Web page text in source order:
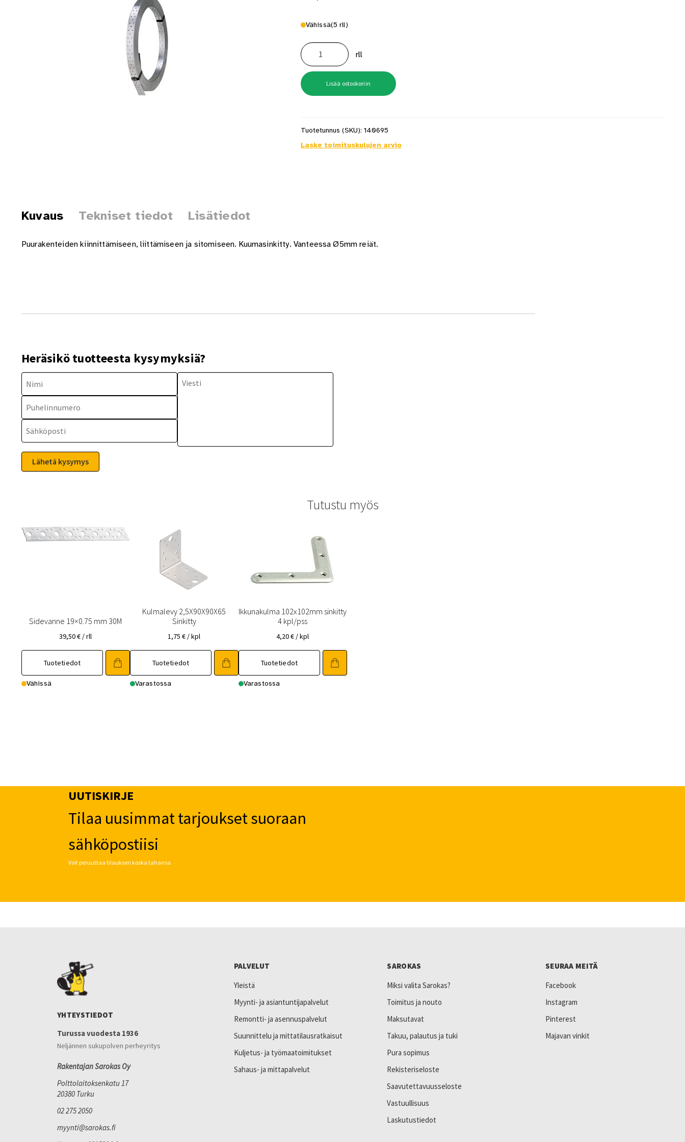
Vähissä(5 rll)
Sidevanne
40x2
mm
25M
määrä
rll
Lisää ostoskoriin
Tuotetunnus (SKU): 140695
Laske toimituskulujen arvio
Kuvaus Tekniset tiedot Lisätiedot
Puurakenteiden kiinnittämiseen, liittämiseen ja sitomiseen. Kuumasinkitty. Vanteessa Ø5mm reiät.
Heräsikö tuotteesta kysymyksiä?
Tutustu myös
Sidevanne 19×0.75 mm 30M
39,50€ / rll
Tuotetiedot
Vähissä
Kulmalevy 2,5X90X90X65
Sinkitty
1,75€ / kpl
Tuotetiedot
Varastossa
Ikkunakulma 102x102mm sinkitty
4 kpl/pss
4,20€ / kpl
Tuotetiedot
Varastossa
UUTISKIRJE
Tilaa uusimmat tarjoukset suoraan
sähköpostiisi
Voit peruuttaa tilauksen koska tahansa.
YHTEYSTIEDOT
Turussa vuodesta 1936
Neljännen sukupolven perheyritys
Rakentajan Sarokas Oy
Polttolaitoksenkatu 17
20380 Turku
02 275 2050
myynti@sarokas.fi
PALVELUT
Yleistä
Myynti- ja asiantuntijapalvelut
Remontti- ja asennuspalvelut
Suunnittelu ja mittatilausratkaisut
Kuljetus- ja työmaatoimitukset
Sahaus- ja mittapalvelut
SAROKAS
Miksi valita Sarokas?
Toimitus ja nouto
Maksutavat
Takuu, palautus ja tuki
Pura sopimus
Rekisteriseloste
Saavutettavuusseloste
Vastuullisuus
Laskutustiedot
SEURAA MEITÄ
Facebook
Instagram
Pinterest
Majavan vinkit